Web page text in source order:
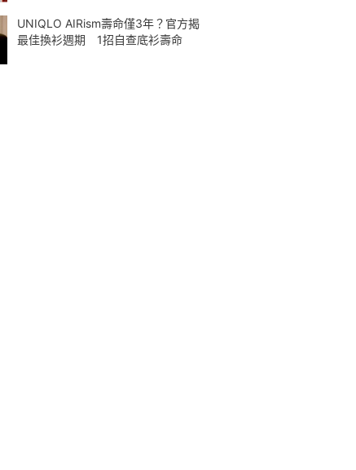
UNIQLO AIRism壽命僅3年？官方揭
最佳換衫週期 1招自查底衫壽命